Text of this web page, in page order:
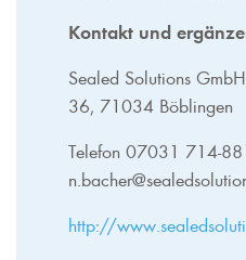
Kontakt und
Sealed Solutions
36, 71034 Böblingen
Telefon 07031 714-
http://